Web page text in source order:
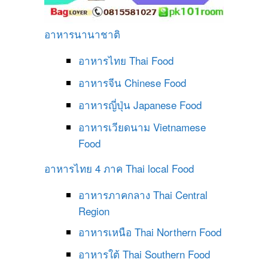
อาหารนานาชาติ
อาหารไทย Thai Food
อาหารจีน Chinese Food
อาหารญี่ปุ่น Japanese Food
อาหารเวียดนาม Vietnamese
Food
อาหารไทย 4 ภาค Thai local Food
อาหารภาคกลาง Thai Central
Region
อาหารเหนือ Thai Northern Food
อาหารใต้ Thai Southern Food